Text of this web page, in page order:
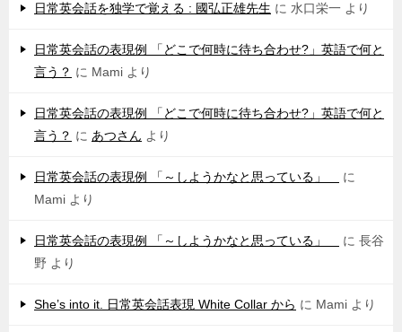
日常英会話を独学で覚える : 國弘正雄先生 に 水口栄一 より
日常英会話の表現例 「どこで何時に待ち合わせ?」英語で何と
言う？ に Mami より
日常英会話の表現例 「どこで何時に待ち合わせ?」英語で何と
言う？ に あつさん より
日常英会話の表現例 「～しようかなと思っている」
に
Mami より
日常英会話の表現例 「～しようかなと思っている」 に 長谷
野 より
She’s into it. 日常英会話表現 White Collar から に Mami より